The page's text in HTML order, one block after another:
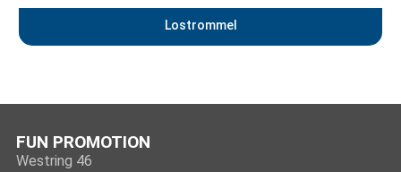
Lostrommel
FUN PROMOTION
Westring 46